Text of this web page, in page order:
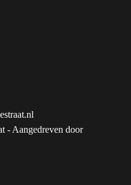
- Aangedreven door